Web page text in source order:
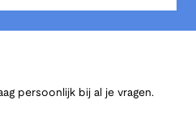
persoonlijk bij al je vragen.